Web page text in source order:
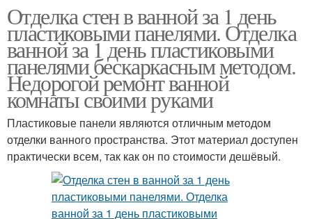
Отделка стен в ванной за 1 день
пластиковыми панелями. Отделка
ванной за 1 день пластиковыми
панелями бескаркасным методом.
Недорогой ремонт ванной
комнаты своими руками
Пластиковые панели являются отличным методом
отделки ванного пространства. Этот материал доступен
практически всем, так как он по стоимости дешёвый.